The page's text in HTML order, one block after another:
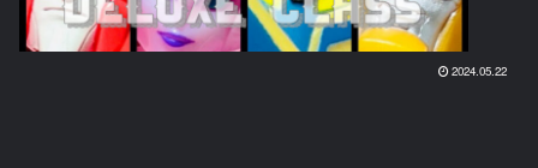
2024.05.22